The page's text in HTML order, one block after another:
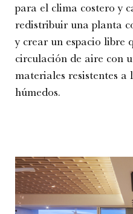
para el clima costero y
redistribuir una planta
y crear un espacio libre
circulación de aire con
materiales resistentes a
húmedos.